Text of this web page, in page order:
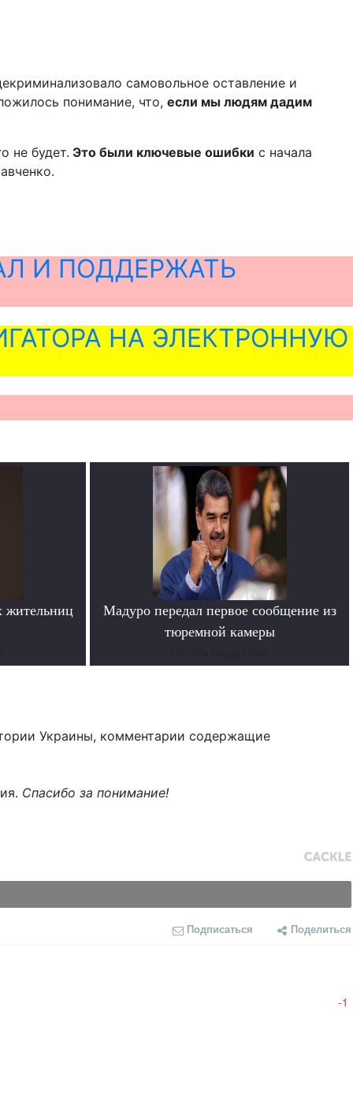
самовольное оставление и
понимание, что, если мы людям дадим
не будет. Это были ключевые ошибки с начала
И ПОДДЕРЖАТЬ
НА ЭЛЕКТРОННУЮ
жительниц
Мадуро передал первое сообщение из
тюремной камеры
Украины, комментарии содержащие
Спасибо за понимание!
Подписаться Поделиться
-1